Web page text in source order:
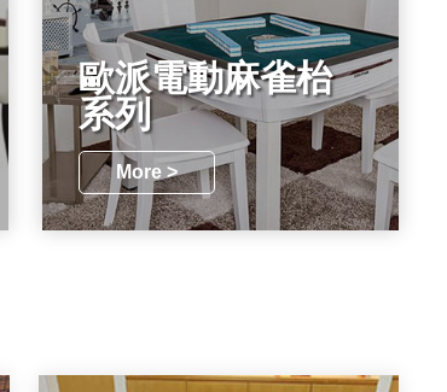
歐派電動麻雀枱
系列
More >